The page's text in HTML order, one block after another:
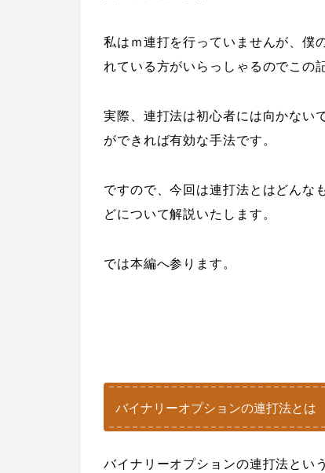
私はｍ連打を行っていませんが、僕
れている方がいらっしゃるのでこの
実際、連打法は初心者には向かない
ができれば有効な手法です。
ですので、今回は連打法とはどんな
どについて解説いたします。
では本編へ参ります。
バイナリーオプションの連打法とは
バイナリーオプションの連打法とい